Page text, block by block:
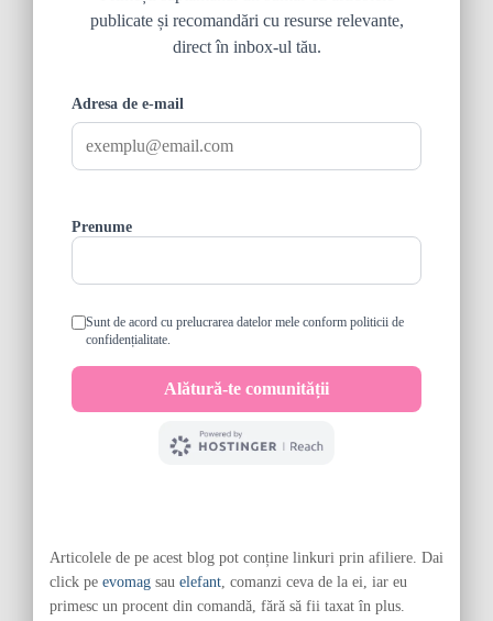
Articolele de pe acest blog pot conține linkuri prin afiliere. Dai
click pe evomag sau elefant, comanzi ceva de la ei, iar eu
primesc un procent din comandă, fără să fii taxat în plus.